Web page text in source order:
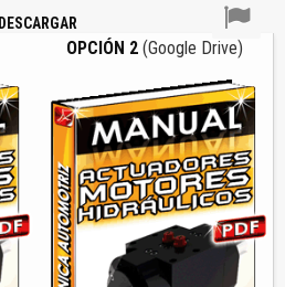
DESCARGAR
OPCIÓN 2 (Google Drive)